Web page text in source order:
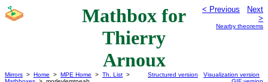
Mathbox for
Thierry
Arnoux
< Previous
Next
>
Nearby theorems
Mirrors > Home > MPE Home > Th. List >
Structured version
Visualization version